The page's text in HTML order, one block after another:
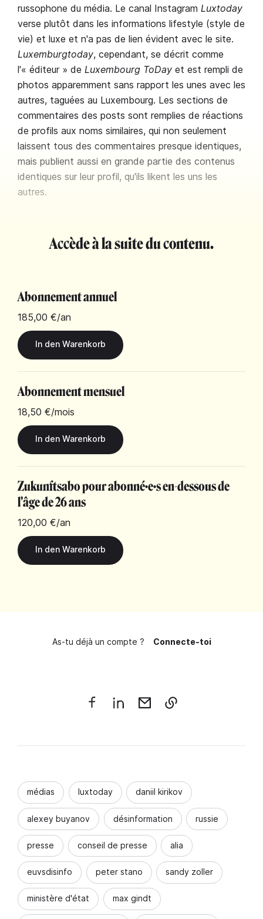
russophone du média. Le canal Instagram Luxtoday
verse plutôt dans les informations lifestyle (style de
vie) et luxe et n'a pas de lien évident avec le site.
Luxemburgtoday, cependant, se décrit comme
l'« éditeur » de Luxembourg ToDay et est rempli de
photos apparemment sans rapport les unes avec les
autres, taguées au Luxembourg. Les sections de
commentaires des posts sont remplies de réactions
de profils aux noms similaires, qui non seulement
laissent tous des commentaires presque identiques,
mais publient aussi en grande partie des contenus
identiques sur leur profil, qu'ils likent les uns les
autres.
Accède à la suite du contenu.
Abonnement annuel
185,00 €/an
Abonnement mensuel
18,50 €/mois
Zukunftsabo pour abonné·e·s en-dessous de
l'âge de 26 ans
120,00 €/an
As-tu déjà un compte ? Connecte-toi
médias luxtoday daniil kirikov
alexey buyanov désinformation russie
presse conseil de presse alia
euvsdisinfo peter stano sandy zoller
ministère d'état max gindt